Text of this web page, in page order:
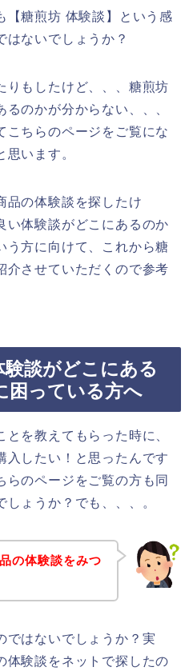
【糖煎坊 体験談】という感
はないでしょうか？
りもしたけど、、、糖煎坊
のかが分からない、、、
こちらのページをご覧にな
います。
品の体験談を探したけ
い体験談がどこにあるのか
う方に向けて、これから糖
介させていただくので参考
談がどこにある
困っている方へ
を教えてもらった時に、
入したい！と思ったんです
らのページをご覧の方も同
ょうか？でも、、、。
の体験談をみつ
ではないでしょうか？実
体験談をネットで探したの